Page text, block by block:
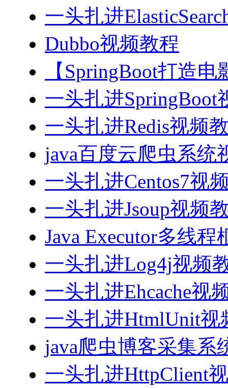
一头扎进
Dubbo视频教程
【SpringBoot打造
一头扎进SpringBoot
一头扎进Redis视频
java百度云爬虫系统
一头扎进Centos7视
一头扎进Jsoup视频
Java Executor多线
一头扎进Log4j视频
一头扎进Ehcache视
一头扎进HtmlUnit视
java爬虫博客采集系
一头扎进HttpClient